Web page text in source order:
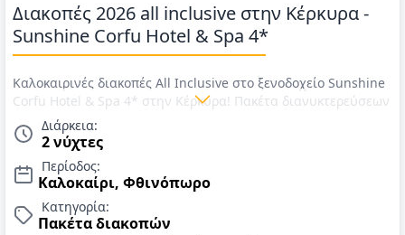
Διακοπές 2026 all inclusive στην Κέρκυρα -
Sunshine Corfu Hotel & Spa 4*
Καλοκαιρινές διακοπές All Inclusive στο ξενοδοχείο Sunshine
Corfu Hotel & Spa 4* στην Κέρκυρα! Πακέτα διανυκτερεύσεων
All Inclusive! 1ο παιδί έως 12 ετών ΔΩΡΕΑΝ! TΙΜΕΣ για
Καλοκαίρι 2026
Διάρκεια:
2 νύχτες
Περίοδος:
Καλοκαίρι, Φθινόπωρο
Κατηγορία:
Πακέτα διακοπών